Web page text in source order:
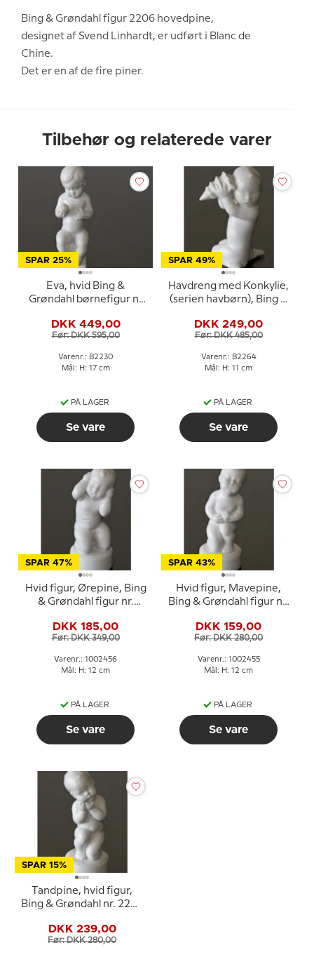
Bing & Grøndahl figur 2206 hovedpine,
designet af Svend Linhardt, er udført i Blanc de
Chine.
Det er en af de fire piner.
Tilbehør og relaterede varer
SPAR 25%
Eva, hvid Bing &
Grøndahl børnefigur nr
DKK 449,00
Før: DKK 595,00
Varenr.: B2230
Mål: H: 17 cm
PÅ LAGER
Se vare
SPAR 49%
Havdreng med Konkylie,
(serien havbørn), Bing &
eller 2264
DKK 249,00
Før: DKK 485,00
Varenr.: B2264
Mål: H: 11 cm
PÅ LAGER
Se vare
SPAR 47%
Hvid figur, Ørepine, Bing
& Grøndahl figur nr.
DKK 185,00
Før: DKK 349,00
Varenr.: 1002456
Mål: H: 12 cm
PÅ LAGER
Se vare
SPAR 43%
Hvid figur, Mavepine,
Bing & Grøndahl figur nr.
DKK 159,00
Før: DKK 280,00
Varenr.: 1002455
Mål: H: 12 cm
PÅ LAGER
Se vare
SPAR 15%
Tandpine, hvid figur,
Bing & Grøndahl nr. 2207
DKK 239,00
Før: DKK 280,00